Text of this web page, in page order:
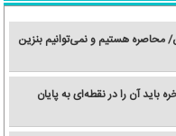
محاصره هستیم و نمی‌توانیم بنزین
باید آن را در نقطه‌ای به پایان